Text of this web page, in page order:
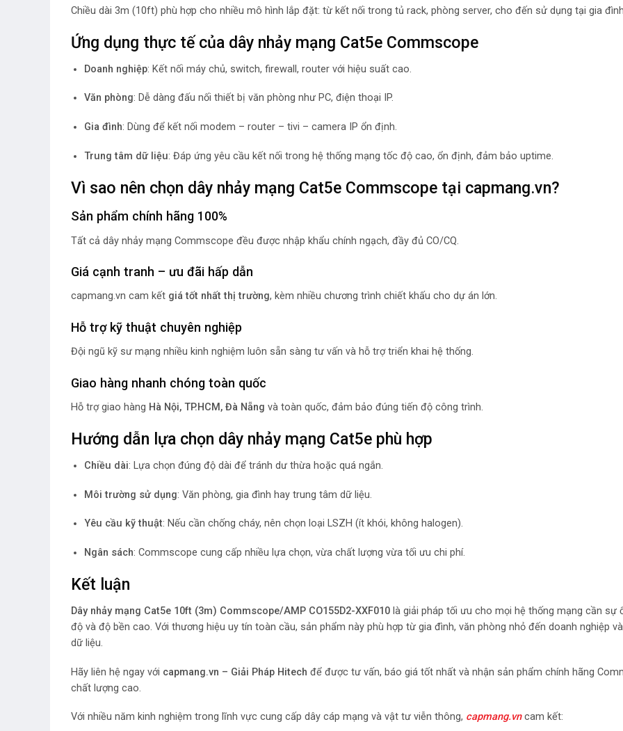
Chiều dài 3m (10ft) phù hợp cho nhiều mô hình lắp đặt: từ kết nối trong tủ rack, phòng server, cho đến sử dụng tại gia
Ứng dụng thực tế của dây nhảy mạng Cat5e Commscope
Doanh nghiệp: Kết nối máy chủ, switch, firewall, router với hiệu suất cao.
Văn phòng: Dễ dàng đấu nối thiết bị văn phòng như PC, điện thoại IP.
Gia đình: Dùng để kết nối modem – router – tivi – camera IP ổn định.
Trung tâm dữ liệu: Đáp ứng yêu cầu kết nối trong hệ thống mạng tốc độ cao, ổn định, đảm bảo uptime.
Vì sao nên chọn dây nhảy mạng Cat5e Commscope tại capmang.vn?
Sản phẩm chính hãng 100%
Tất cả dây nhảy mạng Commscope đều được nhập khẩu chính ngạch, đầy đủ CO/CQ.
Giá cạnh tranh – ưu đãi hấp dẫn
capmang.vn cam kết giá tốt nhất thị trường, kèm nhiều chương trình chiết khấu cho dự án lớn.
Hỗ trợ kỹ thuật chuyên nghiệp
Đội ngũ kỹ sư mạng nhiều kinh nghiệm luôn sẵn sàng tư vấn và hỗ trợ triển khai hệ thống.
Giao hàng nhanh chóng toàn quốc
Hỗ trợ giao hàng Hà Nội, TP.HCM, Đà Nẵng và toàn quốc, đảm bảo đúng tiến độ công trình.
Hướng dẫn lựa chọn dây nhảy mạng Cat5e phù hợp
Chiều dài: Lựa chọn đúng độ dài để tránh dư thừa hoặc quá ngắn.
Môi trường sử dụng: Văn phòng, gia đình hay trung tâm dữ liệu.
Yêu cầu kỹ thuật: Nếu cần chống cháy, nên chọn loại LSZH (ít khói, không halogen).
Ngân sách: Commscope cung cấp nhiều lựa chọn, vừa chất lượng vừa tối ưu chi phí.
Kết luận
Dây nhảy mạng Cat5e 10ft (3m) Commscope/AMP CO155D2-XXF010 là giải pháp tối ưu cho mọi hệ thống mạng cần sự
độ và độ bền cao. Với thương hiệu uy tín toàn cầu, sản phẩm này phù hợp từ gia đình, văn phòng nhỏ đến doanh nghiệp
dữ liệu.
Hãy liên hệ ngay với capmang.vn – Giải Pháp Hitech để được tư vấn, báo giá tốt nhất và nhận sản phẩm chính hãng
chất lượng cao.
Với nhiều năm kinh nghiệm trong lĩnh vực cung cấp dây cáp mạng và vật tư viễn thông, capmang.vncam kết: